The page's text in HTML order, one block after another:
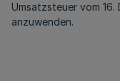
Umsatzsteuer vom 16.
anzuwenden.